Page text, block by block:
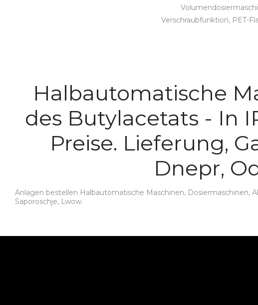
Verschraubfunktion, PET-
Halbautomatische
des Butylacetats - In
Preise. Lieferung,
Dnepr,
Anlagen bestellen Halbautomatische Maschinen, Dosiermaschinen,
Saporoschje, Lwow.